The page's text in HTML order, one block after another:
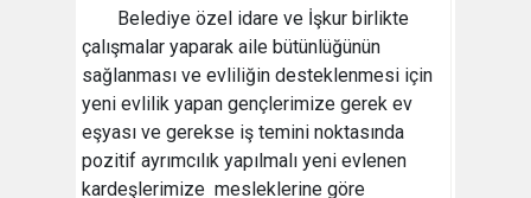
Belediye özel idare ve İşkur birlikte
çalışmalar yaparak aile bütünlüğünün
sağlanması ve evliliğin desteklenmesi için
yeni evlilik yapan gençlerimize gerek ev
eşyası ve gerekse iş temini noktasında
pozitif ayrımcılık yapılmalı yeni evlenen
kardeşlerimize mesleklerine göre